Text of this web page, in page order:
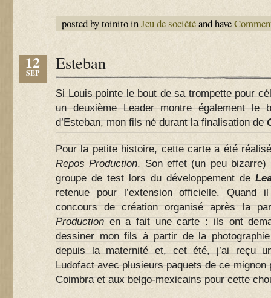
posted by toinito inJeu de sociétéand have
12
SEP Esteban
Si Louis pointe le bout de sa trompette pour
un deuxième Leader montre également le
d’Esteban, mon fils né durant la finalisation de
Pour la petite histoire, cette carte a été
Repos Production. Son effet (un peu
groupe de test lors du développement de
retenue pour l’extension officielle.
concours de création organisé après la
Productionen a fait une carte : ils ont
dessiner mon fils à partir de la
depuis la maternité et, cet été, j’ai reçu
Ludofact avec plusieurs paquets de ce mignon
Coimbra et aux belgo-mexicains pour cette